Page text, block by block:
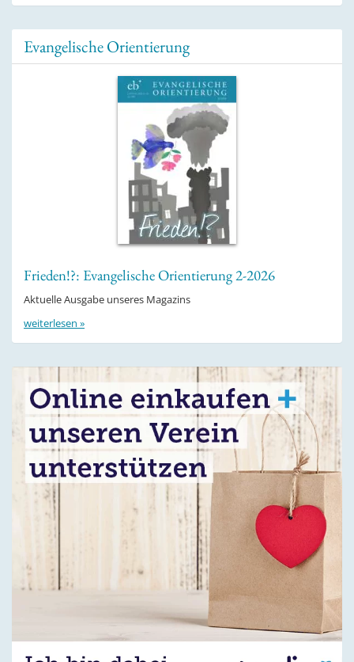
Evangelische Orientierung
Frieden!?: Evangelische Orientierung 2-2026
Aktuelle Ausgabe unseres Magazins
weiterlesen »